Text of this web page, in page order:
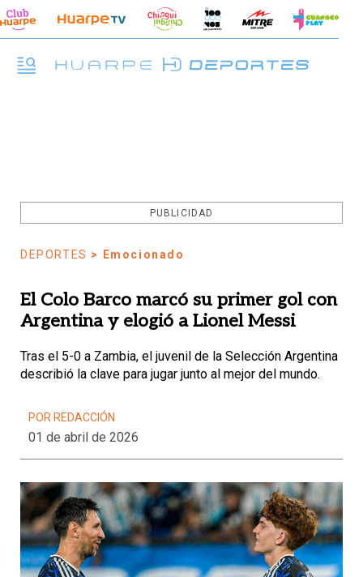
PUBLICIDAD
DEPORTES > Emocionado
El Colo Barco marcó su primer gol con
Argentina y elogió a Lionel Messi
Tras el 5-0 a Zambia, el juvenil de la Selección Argentina
describió la clave para jugar junto al mejor del mundo.
POR REDACCIÓN
01 de abril de 2026